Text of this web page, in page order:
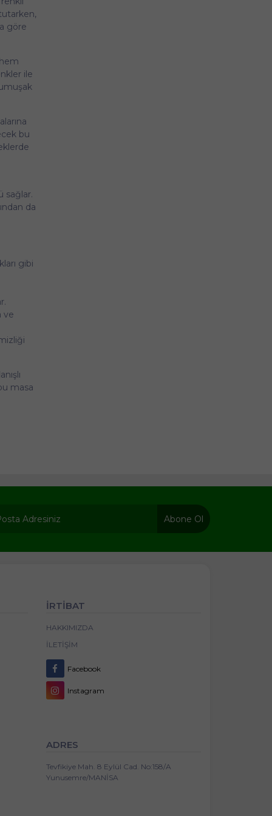
göre
ile
bu
sağlar.
da
gibi
ve
masa
Abone Ol
İRTİBAT
HAKKIMIZDA
İLETIŞIM
Facebook
Instagram
ADRES
Tevfikiye Mah. 8 Eylül Cad. No:158/A
Yunusemre/MANİSA